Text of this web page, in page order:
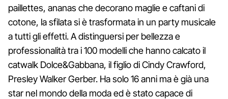
paillettes, ananas che decorano maglie e caftani di
cotone, la sfilata si è trasformata in un party musicale
a tutti gli effetti. A distinguersi per bellezza e
professionalità tra i 100 modelli che hanno calcato il
catwalk Dolce&Gabbana, il figlio di Cindy Crawford,
Presley Walker Gerber. Ha solo 16 anni ma è già una
star nel mondo della moda ed è stato capace di